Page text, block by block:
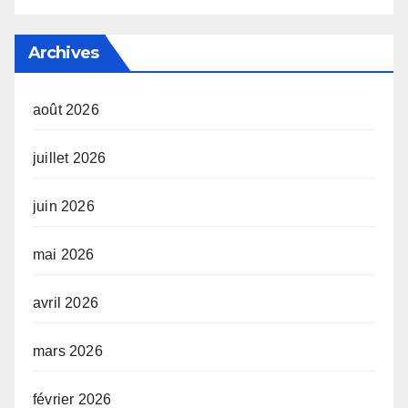
Archives
août 2026
juillet 2026
juin 2026
mai 2026
avril 2026
mars 2026
février 2026